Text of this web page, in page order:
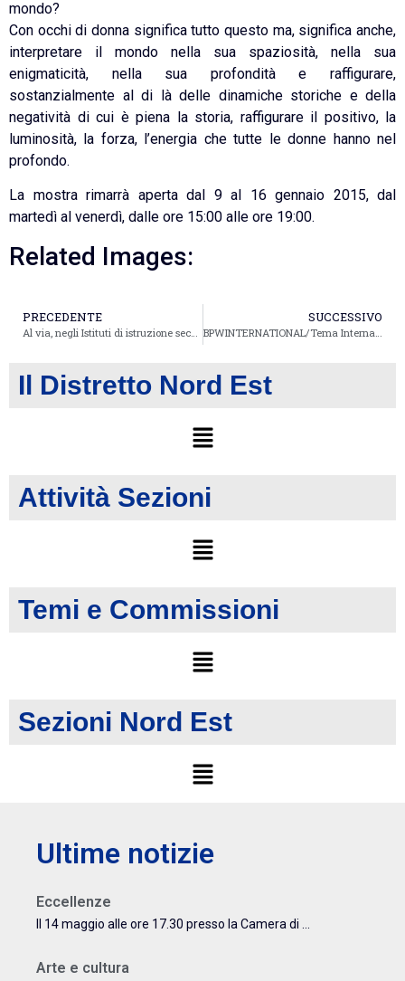
mondo?
Con occhi di donna significa tutto questo ma, significa anche,
interpretare il mondo nella sua spaziosità, nella sua
enigmaticità, nella sua profondità e raffigurare,
sostanzialmente al di là delle dinamiche storiche e della
negatività di cui è piena la storia, raffigurare il positivo, la
luminosità, la forza, l’energia che tutte le donne hanno nel
profondo.
La mostra rimarrà aperta dal 9 al 16 gennaio 2015, dal
martedì al venerdì, dalle ore 15:00 alle ore 19:00.
Related Images:
PRECEDENTE SUCCESSIVO
Il Distretto Nord Est
Attività Sezioni
Temi e Commissioni
Sezioni Nord Est
Ultime notizie
Eccellenze
Il 14 maggio alle ore 17.30 presso la Camera di ...
Arte e cultura